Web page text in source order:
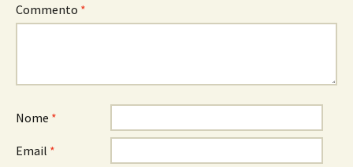
Commento *
Nome *
Email *